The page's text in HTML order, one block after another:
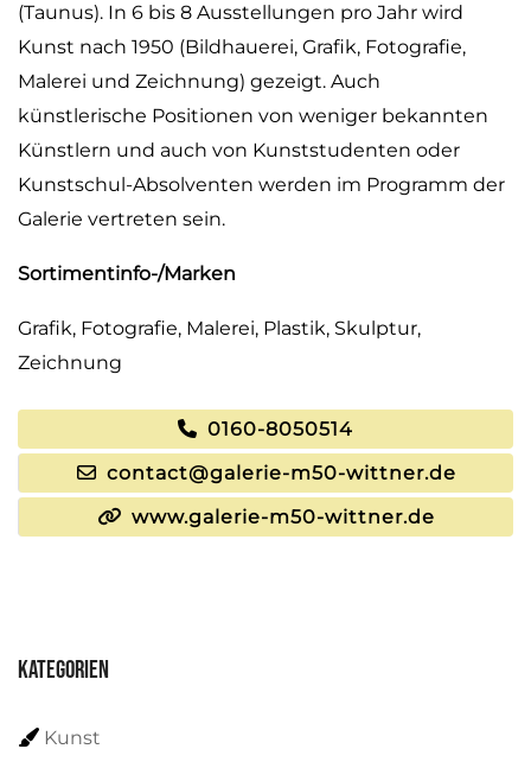
(Taunus). In 6 bis 8 Ausstellungen pro Jahr wird
Kunst nach 1950 (Bildhauerei, Grafik, Fotografie,
Malerei und Zeichnung) gezeigt. Auch
künstlerische Positionen von weniger bekannten
Künstlern und auch von Kunststudenten oder
Kunstschul-Absolventen werden im Programm der
Galerie vertreten sein.
Sortimentinfo-/Marken
Grafik, Fotografie, Malerei, Plastik, Skulptur,
Zeichnung
0160-8050514
contact@galerie-m50-wittner.de
www.galerie-m50-wittner.de
Kategorien
Kunst